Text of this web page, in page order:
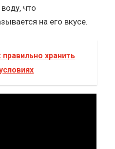
что
на его вкусе.
правильно хранить